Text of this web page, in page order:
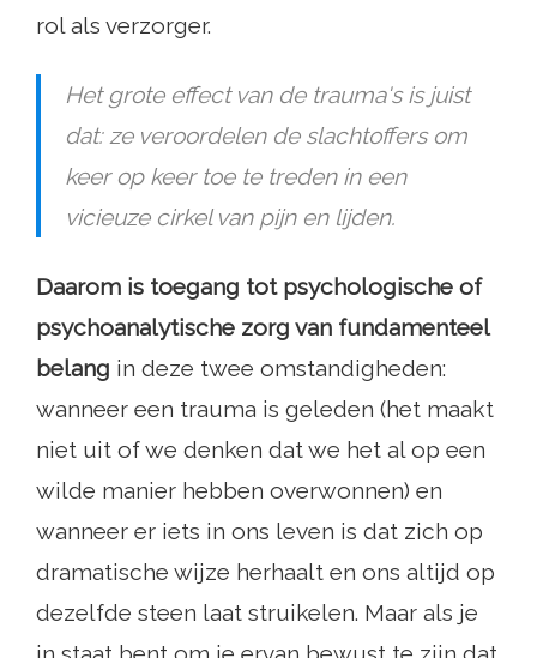
rol als verzorger.
Het grote effect van de trauma's is juist
dat: ze veroordelen de slachtoffers om
keer op keer toe te treden in een
vicieuze cirkel van pijn en lijden.
Daarom is toegang tot psychologische of
psychoanalytische zorg van fundamenteel
belang in deze twee omstandigheden:
wanneer een trauma is geleden (het maakt
niet uit of we denken dat we het al op een
wilde manier hebben overwonnen) en
wanneer er iets in ons leven is dat zich op
dramatische wijze herhaalt en ons altijd op
dezelfde steen laat struikelen. Maar als je